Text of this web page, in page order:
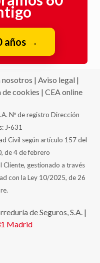
años →
nosotros | Aviso legal |
cookies | CEA online
Nº de registro Dirección
J-631
Civil según artículo 157 del
de 4 de febrero
Cliente, gestionado a través
con la Ley 10/2025, de 26
de Seguros, S.A. |
Madrid